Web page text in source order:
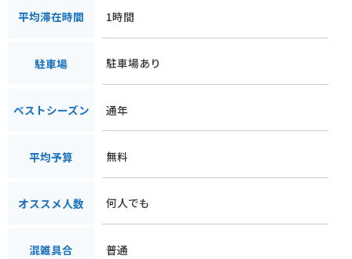
平均滞在時間 1時間
駐車場 駐車場あり
ベストシーズン 通年
平均予算 無料
オススメ人数 何人でも
混雑具合 普通